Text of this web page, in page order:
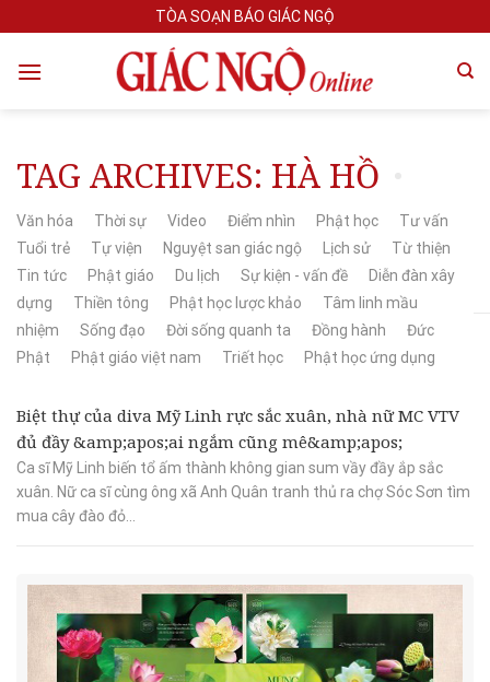
to
content
TÒA SOẠN BÁO GIÁC NGỘ
TAG ARCHIVES: HÀ HỒ
Văn hóa Thời sự Video Điểm nhìn Phật học
Tư vấn
Tuổi trẻ
Tự viện Nguyệt san giác ngộ Lịch sử
Từ thiện
Tin tức
Phật giáo Du lịch Sự kiện - vấn đề
Diễn đàn xây
dựng
Thiền tông Phật học lược khảo
Tâm linh mầu
nhiệm
Sống đạo Đời sống quanh ta Đồng hành
Đức
Phật
Phật giáo việt nam Triết học Phật học ứng dụng
Biệt thự của diva Mỹ Linh rực sắc xuân, nhà nữ MC VTV
đủ đầy &amp;apos;ai ngắm cũng mê&amp;apos;
Ca sĩ Mỹ Linh biến tổ ấm thành không gian sum vầy đầy ắp sắc
xuân. Nữ ca sĩ cùng ông xã Anh Quân tranh thủ ra chợ Sóc Sơn tìm
mua cây đào đỏ...